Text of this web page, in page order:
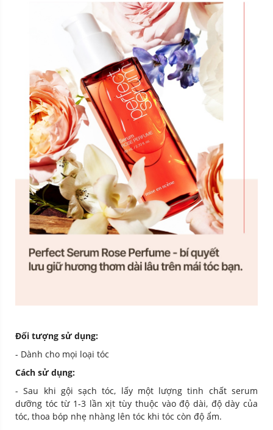
Đối tượng sử dụng:
- Dành cho mọi loại tóc
Cách sử dụng:
- Sau khi gội sạch tóc, lấy một lượng tinh chất serum
dưỡng tóc từ 1-3 lần xịt tùy thuộc vào độ dài, độ dày của
tóc, thoa bóp nhẹ nhàng lên tóc khi tóc còn độ ẩm.